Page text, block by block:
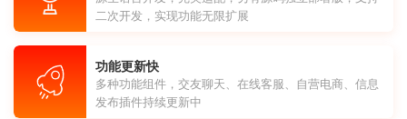
二次开发，实现功能无限扩展
功能更新快
多种功能组件，交友聊天、在线客服、自营电商、信息
发布插件持续更新中